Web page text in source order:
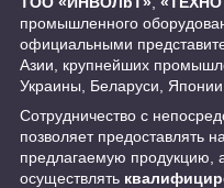
промышленного
официальными
Азии, крупнейших
Украины, Беларуси, Японии
Сотрудничество с
позволяет предоставлять
предлагаемую продукцию,
осуществлять